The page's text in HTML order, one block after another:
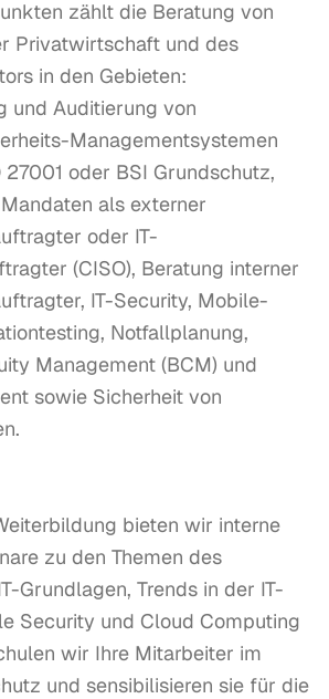
zählt die Beratung von
Privatwirtschaft und des
in den Gebieten:
und Auditierung von
Managementsystemen
27001 oder BSI Grundschutz,
als externer
oder IT-
(CISO), Beratung interner
IT-Security, Mobile-
Notfallplanung,
Management (BCM) und
sowie Sicherheit von
bieten wir interne
zu den Themen des
Grundlagen, Trends in der IT-
Security und Cloud Computing
wir Ihre Mitarbeiter im
und sensibilisieren sie für die